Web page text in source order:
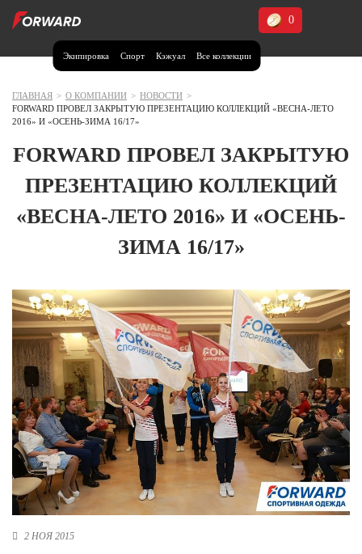
Экипировка Спорт Кэжуал Все коллекции
0
Москва и МО
Волгоградская область (1)
Курская область (1)
Москва и МО (14)
Нижегородская область (1)
Новосибирская область (3)
Омская область (5)
Республика Башкортостан (3)
Республика Крым (1)
Республика Татарстан (2)
Ростовская область (2)
Самарская область (1)
Санкт-Петербург и ЛО (3)
ГЛАВНАЯ > О КОМПАНИИ > НОВОСТИ >
FORWARD ПРОВЕЛ ЗАКРЫТУЮ ПРЕЗЕНТАЦИЮ КОЛЛЕКЦИЙ «ВЕСНА-ЛЕТО
2016» И «ОСЕНЬ-ЗИМА 16/17»
FORWARD ПРОВЕЛ ЗАКРЫТУЮ
ПРЕЗЕНТАЦИЮ КОЛЛЕКЦИЙ
«ВЕСНА-ЛЕТО 2016» И «ОСЕНЬ-
ЗИМА 16/17»
2 НОЯ 2015